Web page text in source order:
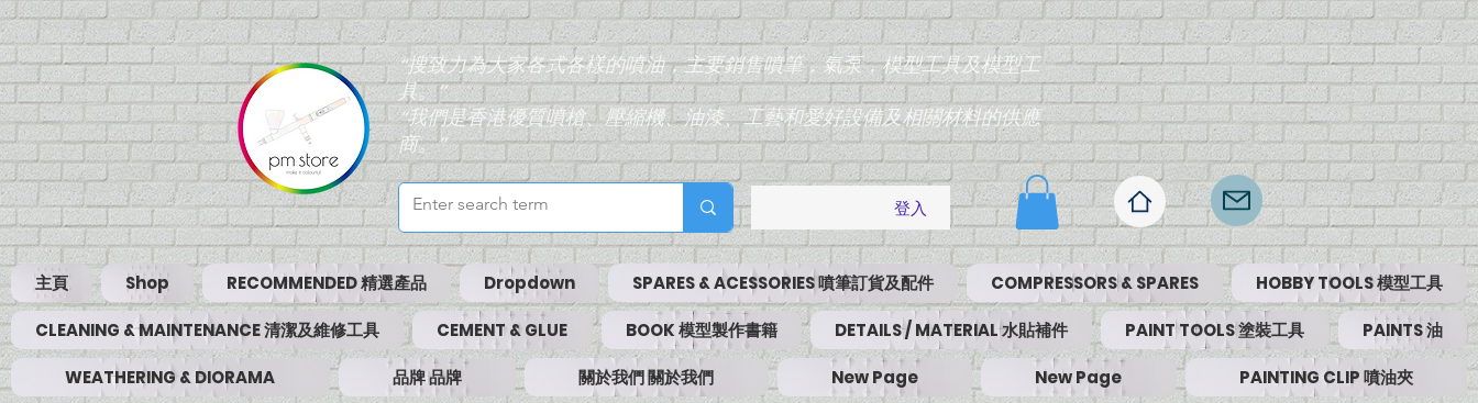
“搜致力為大家各式各樣的噴油，主要銷售噴筆，氣泵，模型工具及模型工
具。”
“我們是香港優質噴槍、壓縮機、油漆、工藝和愛好設備及相關材料的供應
商。”
登入
主頁 Shop RECOMMENDED 精選產品 Dropdown SPARES & ACESSORIES 噴筆訂貨及配件 COMPRESSORS & SPARES HOBBY TOOLS 模型工具
CLEANING & MAINTENANCE 清潔及維修工具 CEMENT & GLUE BOOK 模型製作書籍 DETAILS / MATERIAL 水貼補件 PAINT TOOLS 塗裝工具 PAINTS 油
WEATHERING & DIORAMA 品牌 品牌 關於我們 關於我們 New Page New Page PAINTING CLIP 噴油夾